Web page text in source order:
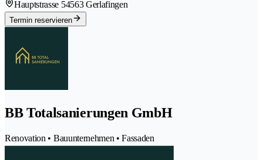
Hauptstrasse 54563 Gerlafingen
Termin reservieren
BB Totalsanierungen GmbH
Renovation • Bauunternehmen • Fassaden